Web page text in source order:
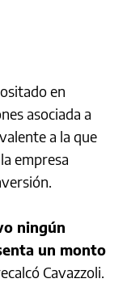
en
asociada a
a la que
empresa
ningún
un monto
Cavazzoli.